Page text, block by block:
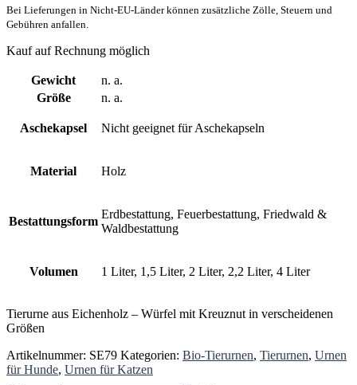
Bei Lieferungen in Nicht-EU-Länder können zusätzliche Zölle, Steuern und
Gebühren anfallen.
Kauf auf Rechnung möglich
Gewicht
n. a.
Größe
n. a.
Aschekapsel Nicht geeignet für Aschekapseln
Material Holz
Bestattungsform
Erdbestattung, Feuerbestattung, Friedwald &
Waldbestattung
Volumen 1 Liter, 1,5 Liter, 2 Liter, 2,2 Liter, 4 Liter
Tierurne aus Eichenholz – Würfel mit Kreuznut in verscheidenen
Größen
Artikelnummer: SE79 Kategorien: Bio-Tierurnen, Tierurnen, Urnen
für Hunde, Urnen für Katzen